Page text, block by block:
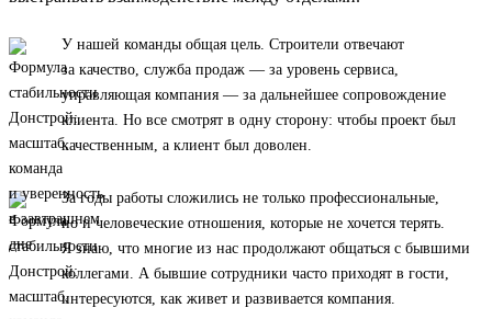
У нашей команды общая цель. Строители отвечают
за качество, служба продаж — за уровень сервиса,
управляющая компания — за дальнейшее сопровождение
клиента. Но все смотрят в одну сторону: чтобы проект был
качественным, а клиент был доволен.
За годы работы сложились не только профессиональные,
но и человеческие отношения, которые не хочется терять.
Я знаю, что многие из нас продолжают общаться с бывшими
коллегами. А бывшие сотрудники часто приходят в гости,
интересуются, как живет и развивается компания.